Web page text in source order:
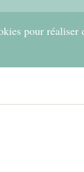
pour réaliser
0